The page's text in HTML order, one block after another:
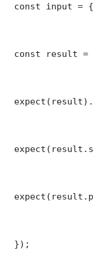
const input =
const result =
});